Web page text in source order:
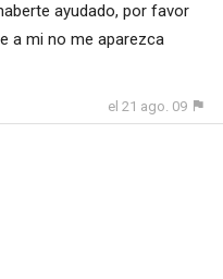
ayudado, por favor
a mi no me aparezca
el 21 ago. 09